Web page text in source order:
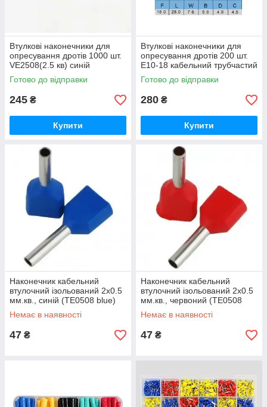
Втулкові наконечники для
опресування дротів 1000 шт.
VE2508(2.5 кв) синій
Готово до відправки
245 ₴
Купити
Втулкові наконечники для
опресування дротів 200 шт.
E10-18 кабельний трубчастий
наконечник із ізоляцією
Готово до відправки
280 ₴
Купити
Наконечник кабельний
втулочний ізольований 2x0.5
мм.кв., синій (TE0508 blue)
100 шт.
Немає в наявності
47 ₴
Наконечник кабельний
втулочний ізольований 2x0.5
мм.кв., червоний (TE0508
red) 100 шт.
Немає в наявності
47 ₴